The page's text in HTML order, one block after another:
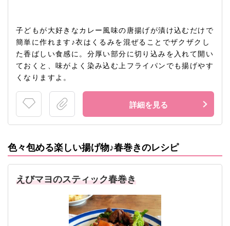
子どもが大好きなカレー風味の唐揚げが漬け込むだけで
簡単に作れます♪衣はくるみを混ぜることでザクザクし
た香ばしい食感に。分厚い部分に切り込みを入れて開い
ておくと、味がよく染み込む上フライパンでも揚げやす
くなりますよ。
詳細を見る
色々包める楽しい揚げ物♪春巻きのレシピ
えびマヨのスティック春巻き